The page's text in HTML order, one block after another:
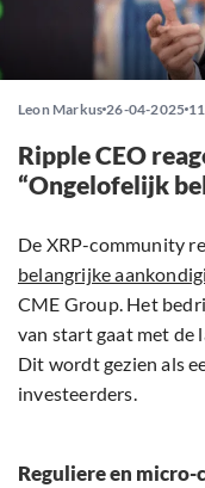
Leon Markus 26-04-2025
Ripple CEO
“Ongelofelijk
De XRP-community
belangrijke
CME Group. Het
van start gaat met de
Dit wordt gezien als
investeerders.
Reguliere en